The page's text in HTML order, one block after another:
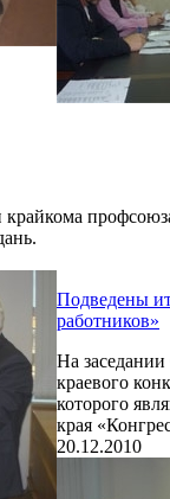
крайкома
Подведены
работников»
На
краевого
которого
края
20.12.2010